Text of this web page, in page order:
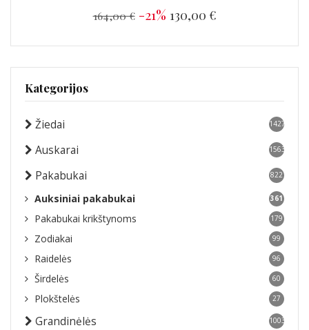
164,00 € -21% 130,00 €
Kategorijos
Žiedai 1427
Auskarai 1563
Pakabukai 822
Auksiniai pakabukai 361
Pakabukai krikštynoms 179
Zodiakai 99
Raidelės 96
Širdelės 60
Plokštelės 27
Grandinėlės 1003